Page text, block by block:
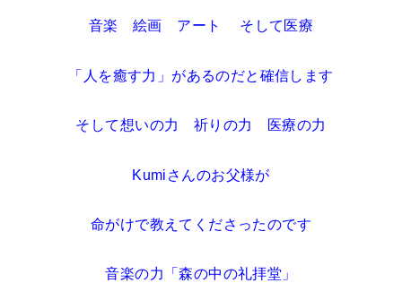
音楽 絵画 アート そして医療
「人を癒す力」があるのだと確信します
そして想いの力 祈りの力 医療の力
Kumiさんのお父様が
命がけで教えてくださったのです
音楽の力「森の中の礼拝堂」